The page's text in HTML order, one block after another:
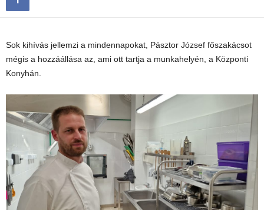
Sok kihívás jellemzi a mindennapokat, Pásztor József főszakácsot
mégis a hozzáállása az, ami ott tartja a munkahelyén, a Központi
Konyhán.